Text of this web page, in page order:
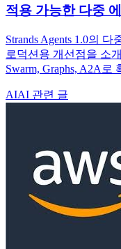
적용 가능한 다중
Strands Agents 1.0의
로덕션용 개선점을 소
Swarm, Graphs, A2A
AIAI 관련 글